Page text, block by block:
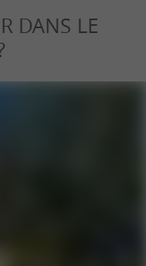
DANS LE